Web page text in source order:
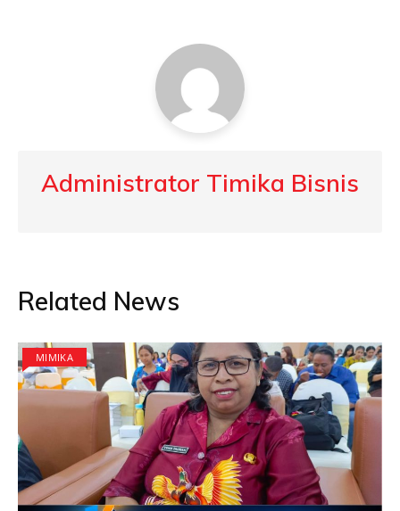
Administrator Timika Bisnis
Related News
MIMIKA